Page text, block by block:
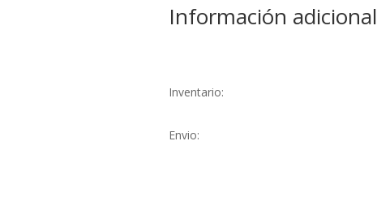
Información adicional
Inventario:
Envio: